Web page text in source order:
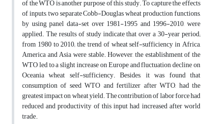
of the WTO is another purpose of this study. To capture the effects
of inputs, two separate Cobb-Douglas wheat production functions,
by using panel data-set over 1981-1995 and 1996-2010, were
applied. The results of study indicate that over a 30-year period;
from 1980 to 2010; the trend of wheat self-sufficiency in Africa,
America and Asia were stable. However, the establishment of the
WTO led to a slight increase on Europe and fluctuation decline on
Oceania wheat self-sufficiency. Besides, it was found that
consumption of seed WTO and fertilizer after WTO, had the
greatest impact on wheat yield. The contribution of labor force had
reduced and productivity of this input had increased after world
trade.